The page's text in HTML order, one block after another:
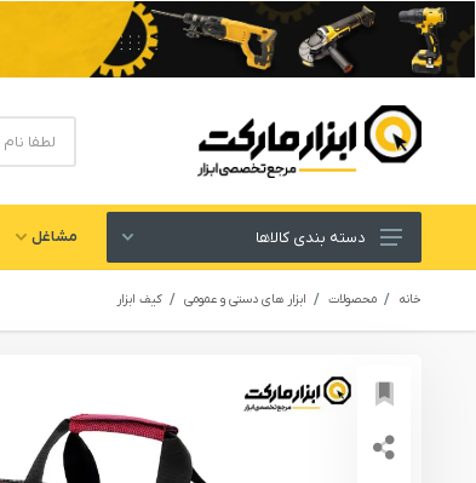
ابزار های برقی و شارژی
لوازم جانبی ابزار
ابزار های دستی و عمومی
ابزار های بادی یا پنوماتیک
دسته بندی کالاها مشاغل
خانه محصولات ابزار های دستی و عمومی کیف ابزار